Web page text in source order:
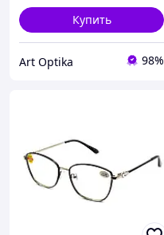
Купить
Art Optika 98%